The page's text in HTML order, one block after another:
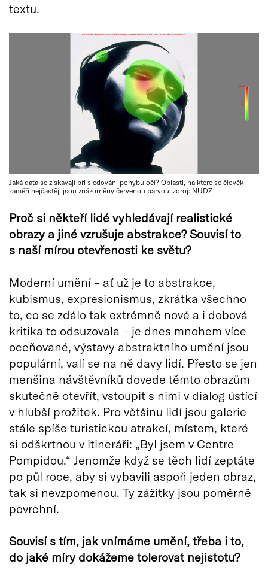
textu.
Jaká data se získávají při sledování pohybu očí? Oblasti, na které se člověk
zaměří nejčastěji jsou znázorněny červenou barvou, zdroj: NÚDZ
Proč si někteří lidé vyhledávají realistické
obrazy a jiné vzrušuje abstrakce? Souvisí to
s naší mírou otevřenosti ke světu?
Moderní umění – ať už je to abstrakce,
kubismus, expresionismus, zkrátka všechno
to, co se zdálo tak extrémně nové a i dobová
kritika to odsuzovala – je dnes mnohem více
oceňované, výstavy abstraktního umění jsou
populární, valí se na ně davy lidí. Přesto se jen
menšina návštěvníků dovede těmto obrazům
skutečně otevřít, vstoupit s nimi v dialog ústící
v hlubší prožitek. Pro většinu lidí jsou galerie
stále spíše turistickou atrakcí, místem, které
si odškrtnou v itineráři: „Byl jsem v Centre
Pompidou.“ Jenomže když se těch lidí zeptáte
po půl roce, aby si vybavili aspoň jeden obraz,
tak si nevzpomenou. Ty zážitky jsou poměrně
povrchní.
Souvisí s tím, jak vnímáme umění, třeba i to,
do jaké míry dokážeme tolerovat nejistotu?